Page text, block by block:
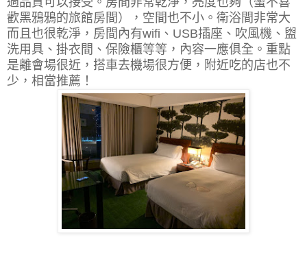
歡黑鴉鴉的旅館房間），空間也不小。衛浴間非常大
而且也很乾淨，房間內有wifi、USB插座、吹風機、盥
洗用具、掛衣間、保險櫃等等，內容一應俱全。重點
是離會場很近，搭車去機場很方便，附近吃的店也不
少，相當推薦！